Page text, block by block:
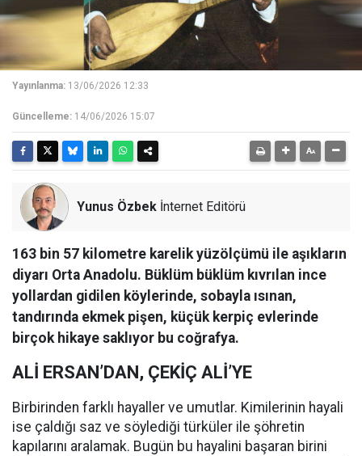
Yayınlanma: 13/06/2026 12:33
Güncelleme: 14/06/2026 15:07
Yunus Özbek İnternet Editörü
163 bin 57 kilometre karelik yüzölçümü ile aşıkların
diyarı Orta Anadolu. Büklüm büklüm kıvrılan ince
yollardan gidilen köylerinde, sobayla ısınan,
tandırında ekmek pişen, küçük kerpiç evlerinde
birçok hikaye saklıyor bu coğrafya.
ALİ ERSAN’DAN, ÇEKİÇ ALİ’YE
Birbirinden farklı hayaller ve umutlar. Kimilerinin hayali
ise çaldığı saz ve söylediği türküler ile şöhretin
kapılarını aralamak. Bugün bu hayalini başaran birini